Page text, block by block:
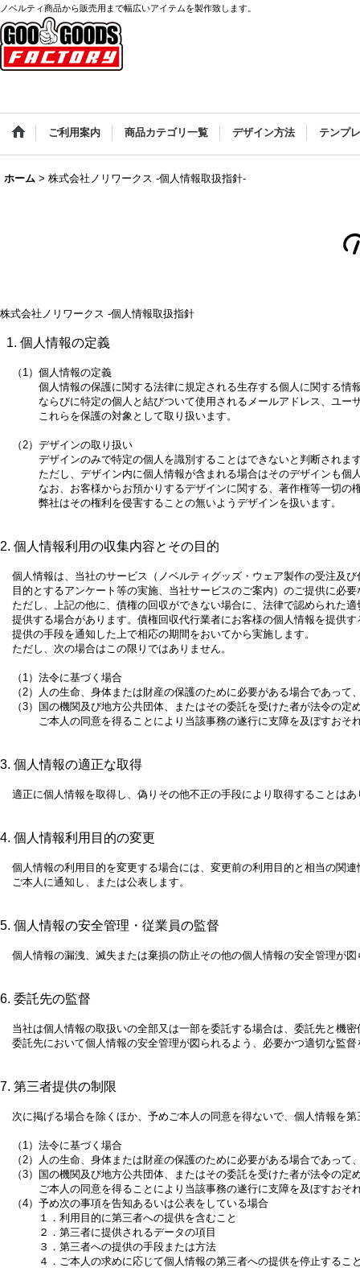
ノベルティ商品から販売用まで幅広いアイテムを製作致します。
ご利用案内 商品カテゴリ一覧 デザイン方法 テンプ
ホーム > 株式会社ノリワークス -個人情報取扱指針-
株式会社ノリワークス -個人情報取扱指針
1. 個人情報の定義
（1） 個人情報の定義
個人情報の保護に関する法律に規定される生存する個人に関する
ならびに特定の個人と結びついて使用されるメールアドレス、ユ
これらを保護の対象として取り扱います。
（2） デザインの取り扱い
デザインのみで特定の個人を識別することはできないと判断され
ただし、デザイン内に個人情報が含まれる場合はそのデザインも個
なお、お客様からお預かりするデザインに関する、著作権等一切の
弊社はその権利を侵害することの無いようデザインを扱います。
2. 個人情報利用の収集内容とその目的
個人情報は、当社のサービス（ノベルティグッズ・ウェア製作の受注及
目的とするアンケート等の実施、当社サービスのご案内）のご提供に必
ただし、上記の他に、債権の回収ができない場合に、法律で認められた
提供する場合があります。債権回収代行業者にお客様の個人情報を提供
提供の手段を通知した上で相応の期間をおいてから実施します。
ただし、次の場合はこの限りではありません。
（1） 法令に基づく場合
（2）
人の生命、身体または財産の保護のために必要がある場合であって
（3）
国の機関及び地方公共団体、またはその委託を受けた者が法令の
ご本人の同意を得ることにより当該事務の遂行に支障を及ぼすおそ
3. 個人情報の適正な取得
適正に個人情報を取得し、偽りその他不正の手段により取得することはあ
4. 個人情報利用目的の変更
個人情報の利用目的を変更する場合には、変更前の利用目的と相当の関
ご本人に通知し、または公表します。
5. 個人情報の安全管理・従業員の監督
個人情報の漏洩、滅失または棄損の防止その他の個人情報の安全管理が
6. 委託先の監督
当社は個人情報の取扱いの全部又は一部を委託する場合は、委託先と機
委託先において個人情報の安全管理が図られるよう、必要かつ適切な監督
7. 第三者提供の制限
次に掲げる場合を除くほか、予めご本人の同意を得ないで、個人情報を
（1） 法令に基づく場合
（2）
人の生命、身体または財産の保護のために必要がある場合であって
（3）
国の機関及び地方公共団体、またはその委託を受けた者が法令の
ご本人の同意を得ることにより当該事務の遂行に支障を及ぼすおそ
（4） 予め次の事項を告知あるいは公表をしている場合
１．利用目的に第三者への提供を含むこと
２．第三者に提供されるデータの項目
３．第三者への提供の手段または方法
４．ご本人の求めに応じて個人情報の第三者への提供を停止するこ